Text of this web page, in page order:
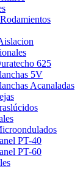
625
5V
Acanaladas
PT-40
PT-60